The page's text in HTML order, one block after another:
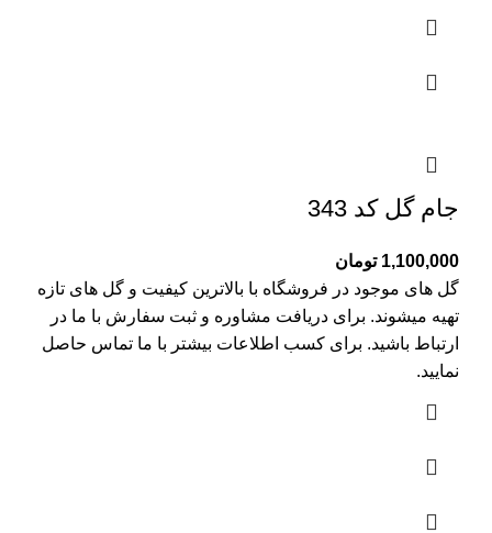
جام گل کد 343
1,100,000 تومان
گل های موجود در فروشگاه با بالاترین کیفیت و گل های تازه
تهیه میشوند. برای دریافت مشاوره و ثبت سفارش با ما در
ارتباط باشید. برای کسب اطلاعات بیشتر با ما تماس حاصل
نمایید.